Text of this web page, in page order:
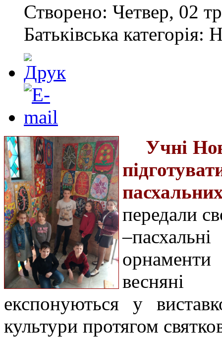
Створено: Четвер, 02
Батьківська категорія:
Учні
передали
орнаменти
весняні
експонуються у
культури протягом